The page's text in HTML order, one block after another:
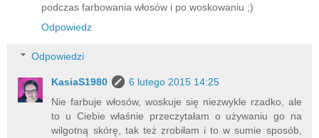
podczas farbowania włosów i po woskowaniu ;)
Odpowiedz
Odpowiedzi
KasiaS1980
6 lutego 2015 14:25
Nie farbuje włosów, woskuje się niezwykle rzadko, ale
to u Ciebie właśnie przeczytałam o używaniu go na
wilgotną skórę, tak też zrobiłam i to w sumie sposób,